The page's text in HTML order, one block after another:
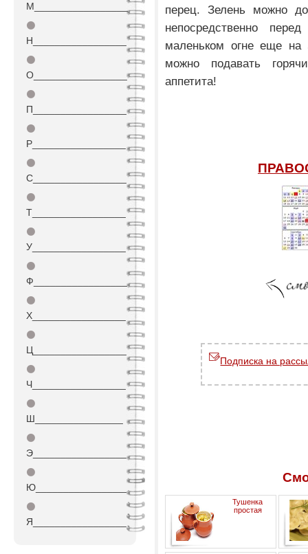
М_________________
⚫
Н_________________
⚫
О_________________
⚫
П_________________
⚫
Р_________________
⚫
С_________________
⚫
Т_________________
⚫
У_________________
⚫
Ф_________________
⚫
Х_________________
⚫
Ц_________________
⚫
Ч_________________
⚫
Ш________________
⚫
Э_________________
⚫
Ю_________________
⚫
Я_________________
перец. Зелень можно
непосредственно
маленьком огне еще
можно подавать
аппетита!
Подписка на
Тушенка
простая